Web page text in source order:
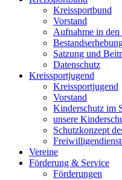
Kreissportbund
Vorstand
Aufnahme in
Satzung und
Datenschutz
Kreissportjugend
Kreissportjugend
Vorstand
Kinderschutz im
unsere
Schutzkonzept
Vereine
Förderung & Service
Förderungen